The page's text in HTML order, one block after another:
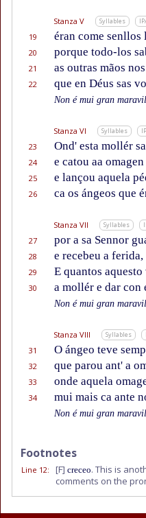
Stanza V Syllables
19 éran come senllos
20 porque todo-los
21 as outras mãos
22 que en Déus sas
Non é mui gran
Stanza VI Syllables
23 Ond' esta mollér
24 e catou aa omagen
25 e lançou aquela
26 ca os ángeos que
Stanza VII Syllables
27 por a sa Sennor
28 e recebeu a ferida,
29 E quantos
30 a mollér e dar con
Non é mui gran
Stanza VIII Syllables
31 O ángeo teve
32 que parou ant' a
33 onde aquela
34 mui mais ca ante
Non é mui gran
Footnotes
Line 12: [F] creceo. This is
comments on the